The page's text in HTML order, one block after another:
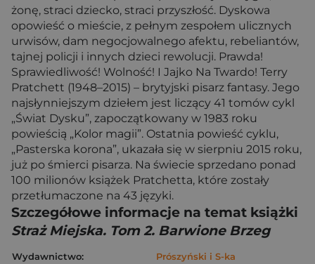
żonę, straci dziecko, straci przyszłość. Dyskowa
opowieść o mieście, z pełnym zespołem ulicznych
urwisów, dam negocjowalnego afektu, rebeliantów,
tajnej policji i innych dzieci rewolucji. Prawda!
Sprawiedliwość! Wolność! I Jajko Na Twardo! Terry
Pratchett (1948–2015) – brytyjski pisarz fantasy. Jego
najsłynniejszym dziełem jest liczący 41 tomów cykl
„Świat Dysku”, zapoczątkowany w 1983 roku
powieścią „Kolor magii”. Ostatnia powieść cyklu,
„Pasterska korona”, ukazała się w sierpniu 2015 roku,
już po śmierci pisarza. Na świecie sprzedano ponad
100 milionów książek Pratchetta, które zostały
przetłumaczone na 43 języki.
Szczegółowe informacje na temat książki
Straż Miejska. Tom 2. Barwione Brzeg
Wydawnictwo:
Prószyński i S-ka